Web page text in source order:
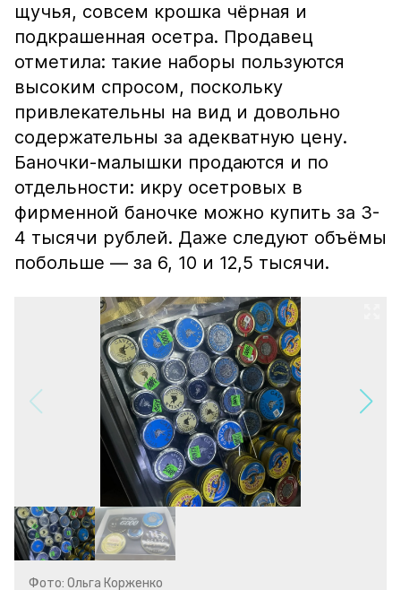
щучья, совсем крошка чёрная и
подкрашенная осетра. Продавец
отметила: такие наборы пользуются
высоким спросом, поскольку
привлекательны на вид и довольно
содержательны за адекватную цену.
Баночки-малышки продаются и по
отдельности: икру осетровых в
фирменной баночке можно купить за 3-
4 тысячи рублей. Даже следуют объёмы
побольше — за 6, 10 и 12,5 тысячи.
Фото: Ольга Корженко